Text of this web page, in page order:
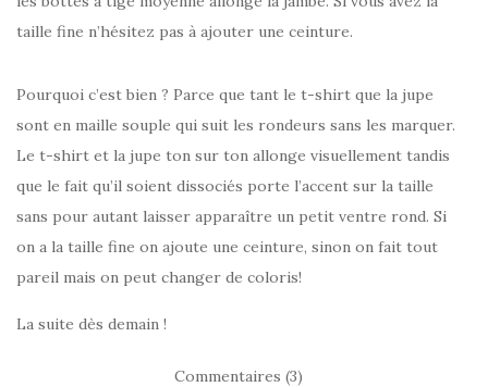
taille fine n’hésitez pas à ajouter une ceinture.
Pourquoi c’est bien ? Parce que tant le t-shirt que la jupe
sont en maille souple qui suit les rondeurs sans les marquer.
Le t-shirt et la jupe ton sur ton allonge visuellement tandis
que le fait qu’il soient dissociés porte l’accent sur la taille
sans pour autant laisser apparaître un petit ventre rond. Si
on a la taille fine on ajoute une ceinture, sinon on fait tout
pareil mais on peut changer de coloris!
La suite dès demain !
Commentaires (3)